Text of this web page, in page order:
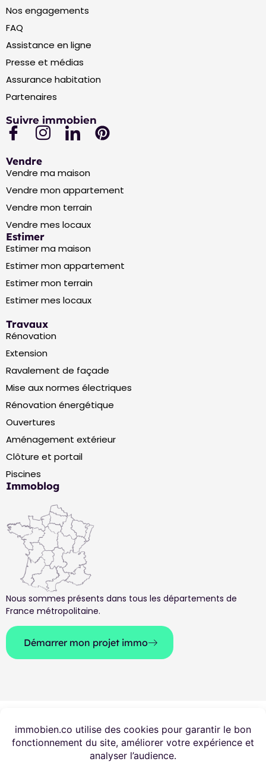
Nos engagements
FAQ
Assistance en ligne
Presse et médias
Assurance habitation
Partenaires
Suivre immobien
Vendre
Vendre ma maison
Vendre mon appartement
Vendre mon terrain
Vendre mes locaux
Estimer
Estimer ma maison
Estimer mon appartement
Estimer mon terrain
Estimer mes locaux
Travaux
Rénovation
Extension
Ravalement de façade
Mise aux normes électriques
Rénovation énergétique
Ouvertures
Aménagement extérieur
Clôture et portail
Piscines
Immoblog
Nous sommes présents dans tous les départements de
France métropolitaine.
Démarrer mon projet immo